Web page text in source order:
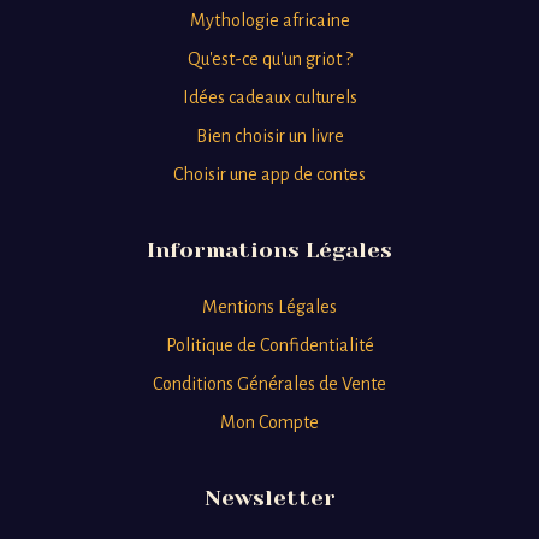
"Chez nous, pour transmettre, on raconte!Après une longue traversée,
Mythologie africaine
Qu'est-ce qu'un griot ?
Idées cadeaux culturels
Bien choisir un livre
Choisir une app de contes
Informations Légales
Mentions Légales
Politique de Confidentialité
Conditions Générales de Vente
Mon Compte
Newsletter